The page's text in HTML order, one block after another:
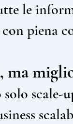
le
piena
ma
solo